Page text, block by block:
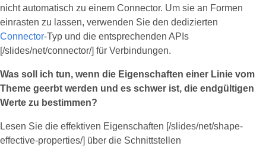
nicht automatisch zu einem Connector. Um sie an Formen
einrasten zu lassen, verwenden Sie den dedizierten
Connector-Typ und die entsprechenden APIs
[/slides/net/connector/] für Verbindungen.
Was soll ich tun, wenn die Eigenschaften einer Linie vom
Theme geerbt werden und es schwer ist, die endgültigen
Werte zu bestimmen?
Lesen Sie die effektiven Eigenschaften [/slides/net/shape-
effective-properties/] über die Schnittstellen